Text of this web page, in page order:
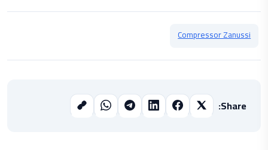
Compressor Zanussi
Share: